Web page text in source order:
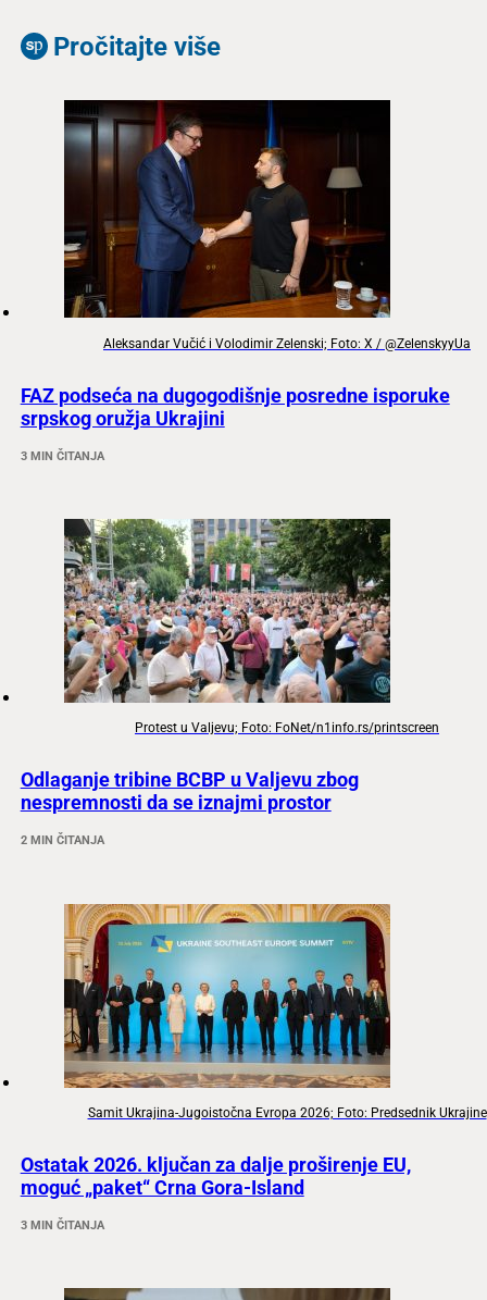
Pročitajte više
Aleksandar Vučić i Volodimir Zelenski; Foto: X / @ZelenskyyUa
FAZ podseća na dugogodišnje posredne isporuke
srpskog oružja Ukrajini
3 MIN ČITANJA
Protest u Valjevu; Foto: FoNet/n1info.rs/printscreen
Odlaganje tribine BCBP u Valjevu zbog
nespremnosti da se iznajmi prostor
2 MIN ČITANJA
Samit Ukrajina-Jugoistočna Evropa 2026; Foto: Predsednik Ukrajine
Ostatak 2026. ključan za dalje proširenje EU,
moguć „paket“ Crna Gora-Island
3 MIN ČITANJA